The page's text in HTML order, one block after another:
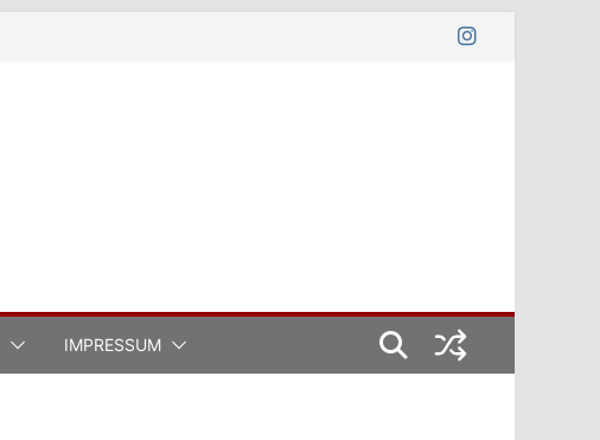
IMPRESSUM